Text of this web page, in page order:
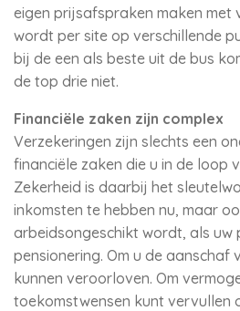
eigen prijsafspraken maken met
wordt per site op verschillende
bij de een als beste uit de bus
de top drie niet.
Financiële zaken zijn complex
Verzekeringen zijn slechts een
financiële zaken die u in de loop
Zekerheid is daarbij het
inkomsten te hebben nu, maar
arbeidsongeschikt wordt, als
pensionering. Om u de aanschaf
kunnen veroorloven. Om
toekomstwensen kunt vervullen